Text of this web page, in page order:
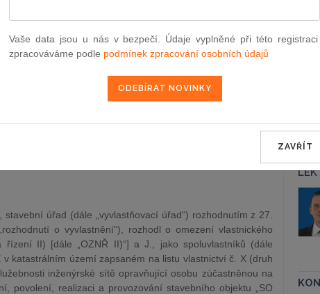
věci žalobce: P. J., zastoupený JUDr. S.M., advokátem se
úřad Jihočeského kraje, se sídlem Č.B., za účasti osob
sídlem B. (dříve E.ON Distribuce, a. s., se sídlem Č.B. e),
ze dne 16. 4. 2020, čj. KUJCK 41314/2020, o kasační
soudu v Českých Budějovicích ze dne 24. 11. 2020, čj. 51
soudu v Českých Budějovicích ze dne 24. 11. 2020, čj. 51
ze dne 16. 4. 2020, čj. KUJCK 41314/2020, se ruší a
úřad (dále „vyvlastňovací úřad“) rozhodnutím z 27.
o vyvlastnění“), rozhodl o omezení vlastnického
řízení II) [dále „OZNŘ II)“] a J., jako spoluvlastníků (dále
v katastrálním území zapsaném na listu vlastnictví č. X (druh
inženýrské sítě opravňující osobu zúčastněnou na
povolení, realizaci a provozování stavebního objektu „SO
Kurzy lektora
Vaše data jsou u nás v bezpečí. Údaje vyplněné při této registraci
zpracováváme podle podmínek zpracování osobních údajů
ZAVŘÍT